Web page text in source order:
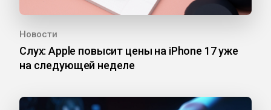
Новости
Слух: Apple повысит цены на iPhone 17 уже
на следующей неделе